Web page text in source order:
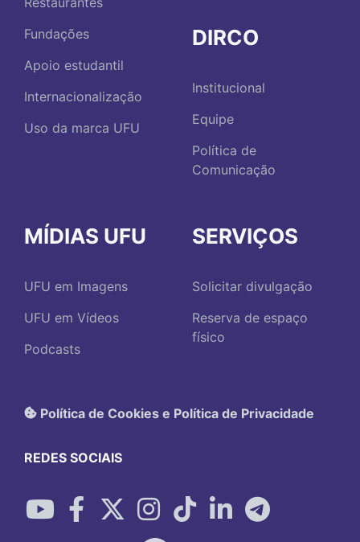
Fundações
Apoio estudantil
Internacionalização
Uso da marca UFU
DIRCO
Institucional
Equipe
Política de
Comunicação
MÍDIAS UFU
UFU em Imagens
UFU em Vídeos
Podcasts
SERVIÇOS
Solicitar divulgação
Reserva de espaço
físico
Política de Cookies e Política de Privacidade
REDES SOCIAIS